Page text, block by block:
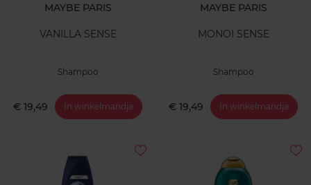
MAYBE PARIS
VANILLA SENSE
Shampoo
€ 19,49 In winkelmandje
MAYBE PARIS
MONOI SENSE
Shampoo
€ 19,49 In winkelmandje